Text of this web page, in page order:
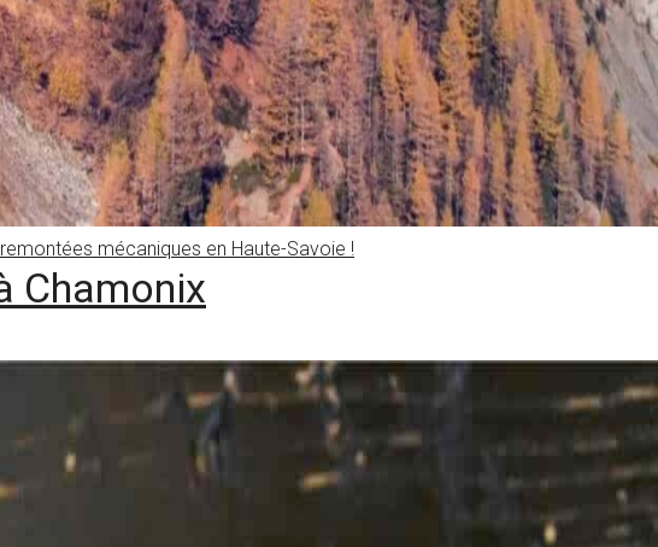
mécaniques en Haute-Savoie !
Chamonix